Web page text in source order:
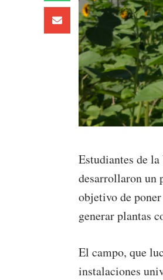
Estudiantes de
desarrollaron un
objetivo de
generar plantas
El campo, que
instalaciones